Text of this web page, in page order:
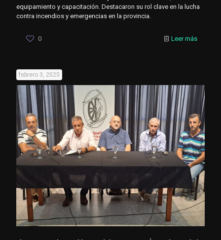
equipamiento y capacitación. Destacaron su rol clave en la lucha
contra incendios y emergencias en la provincia.
0 Leer más
febrero 3, 2025